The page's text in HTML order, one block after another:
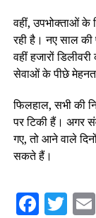
वहीं, उपभोक्ताओं के
रही है। नए साल की
वहीं हजारों
सेवाओं के पीछे मेहनत
फिलहाल, सभी की
पर टिकी हैं। अगर
गए, तो आने वाले
सकते हैं।